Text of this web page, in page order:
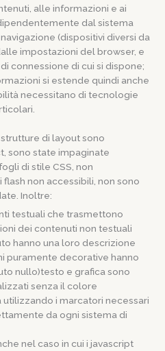
alle informazioni e ai
dal sistema
(dispositivi diversi da
impostazioni del browser, e
connessione di cui si dispone;
si estende quindi anche
necessitano di tecnologie
di layout sono
sono state impaginate
di stile CSS, non
non accessibili, non sono
Inoltre:
testuali che trasmettono
dei contenuti non testuali
hanno una loro descrizione
puramente decorative hanno
nullo)testo e grafica sono
senza il colore
i marcatori necessari
da ogni sistema di
nel caso in cui i javascript